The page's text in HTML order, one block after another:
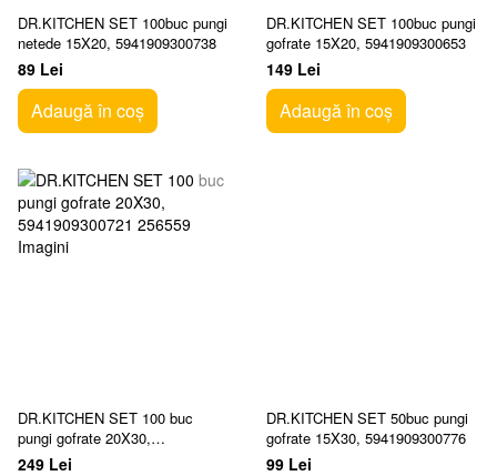
DR.KITCHEN SET 100buc pungi
netede 15X20, 5941909300738
89 Lei
Adaugă în coș
DR.KITCHEN SET 100buc pungi
gofrate 15X20, 5941909300653
149 Lei
Adaugă în coș
DR.KITCHEN SET 100 buc
pungi gofrate 20X30,
5941909300721
249 Lei
DR.KITCHEN SET 50buc pungi
gofrate 15X30, 5941909300776
99 Lei